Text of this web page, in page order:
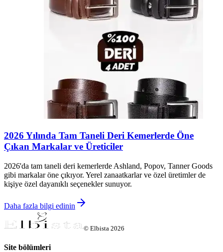
2026 Yılında Tam Taneli Deri Kemerlerde Öne
Çıkan Markalar ve Üreticiler
2026'da tam taneli deri kemerlerde Ashland, Popov, Tanner Goods
gibi markalar öne çıkıyor. Yerel zanaatkarlar ve özel üretimler de
kişiye özel dayanıklı seçenekler sunuyor.
Daha fazla bilgi edinin
© Elbista 2026
Site bölümleri